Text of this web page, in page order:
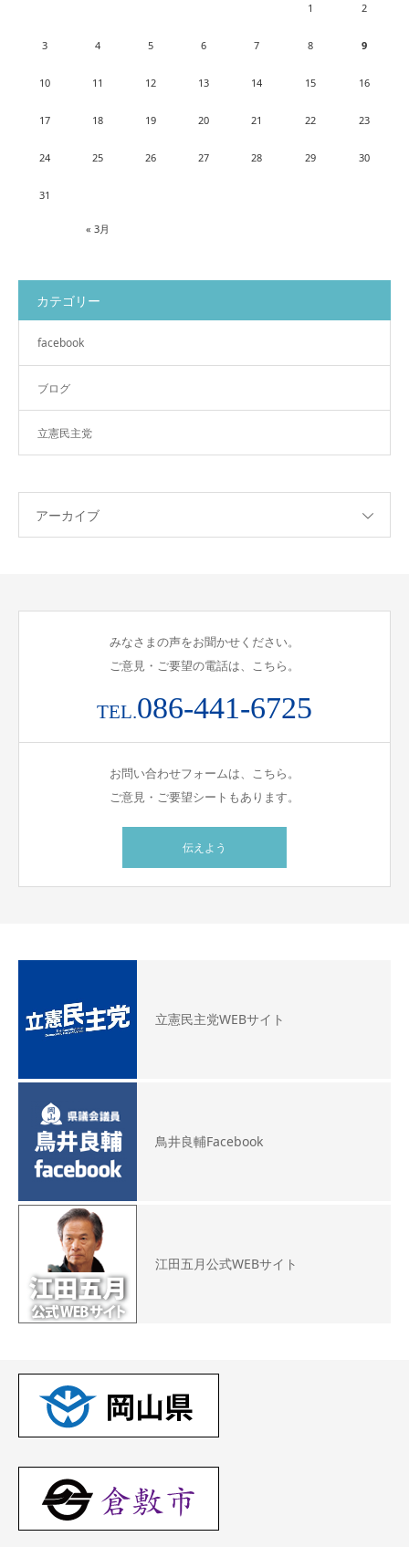
« 3月
1 2
3 4 5 6 7 8 9
10 11 12 13 14 15 16
17 18 19 20 21 22 23
24 25 26 27 28 29 30
31
カテゴリー
facebook
ブログ
立憲民主党
アーカイブ
みなさまの声をお聞かせください。
ご意見・ご要望の電話は、こちら。
TEL.086-441-6725
お問い合わせフォームは、こちら。
ご意見・ご要望シートもあります。
伝えよう
立憲民主党WEBサイト
鳥井良輔Facebook
江田五月公式WEBサイト